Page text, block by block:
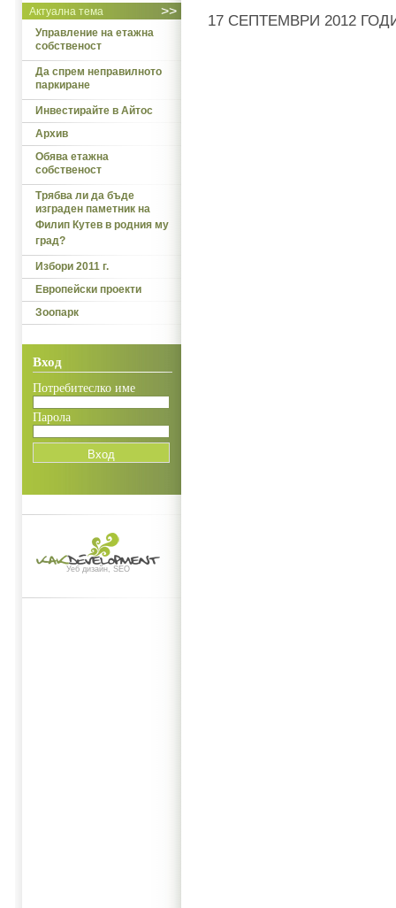
>>
Актуална тема
Управление на етажна
собственост
Да спрем неправилното
паркиране
Инвестирайте в Айтос
Архив
Обява етажна
собственост
Трябва ли да бъде
изграден паметник на
Филип Кутев в родния му
град?
Избори 2011 г.
Европейски проекти
Зоопарк
Вход
Потребитеслко име
Парола
Уеб дизайн, SEO
17 СЕПТЕМВРИ 2012